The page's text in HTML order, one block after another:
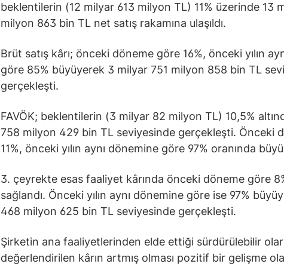
beklentilerin (12 milyar 613 milyon TL) 11% üzerinde 13
milyon 863 bin TL net satış rakamına ulaşıldı.
Brüt satış kârı; önceki döneme göre 16%, önceki yılın
göre 85% büyüyerek 3 milyar 751 milyon 858 bin TL
gerçekleşti.
FAVÖK; beklentilerin (3 milyar 82 milyon TL) 10,5%
758 milyon 429 bin TL seviyesinde gerçekleşti. Önceki
11%, önceki yılın aynı dönemine göre 97% oranında
3. çeyrekte esas faaliyet kârında önceki döneme göre
sağlandı. Önceki yılın aynı dönemine göre ise 97%
468 milyon 625 bin TL seviyesinde gerçekleşti.
Şirketin ana faaliyetlerinden elde ettiği sürdürülebilir
değerlendirilen kârın artmış olması pozitif bir gelişme